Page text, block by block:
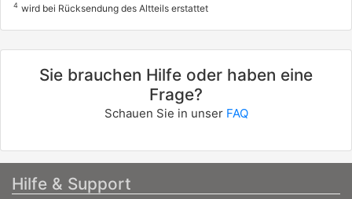
4 wird bei Rücksendung des Altteils erstattet
Sie brauchen Hilfe oder haben eine
Frage?
Schauen Sie in unser FAQ
Hilfe & Support